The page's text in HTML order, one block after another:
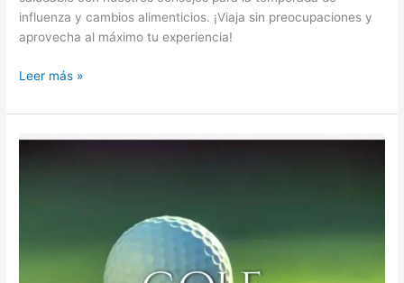
influenza y cambios alimenticios. ¡Viaja sin preocupaciones y
aprovecha al máximo tu experiencia!
Leer más »
El